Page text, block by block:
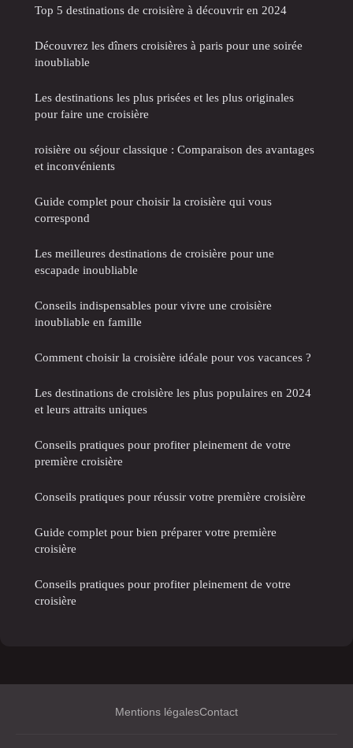
Top 5 destinations de croisière à découvrir en 2024
Découvrez les dîners croisières à paris pour une soirée
inoubliable
Les destinations les plus prisées et les plus originales
pour faire une croisière
roisière ou séjour classique : Comparaison des avantages
et inconvénients
Guide complet pour choisir la croisière qui vous
correspond
Les meilleures destinations de croisière pour une
escapade inoubliable
Conseils indispensables pour vivre une croisière
inoubliable en famille
Comment choisir la croisière idéale pour vos vacances ?
Les destinations de croisière les plus populaires en 2024
et leurs attraits uniques
Conseils pratiques pour profiter pleinement de votre
première croisière
Conseils pratiques pour réussir votre première croisière
Guide complet pour bien préparer votre première
croisière
Conseils pratiques pour profiter pleinement de votre
croisière
Mentions légalesContact